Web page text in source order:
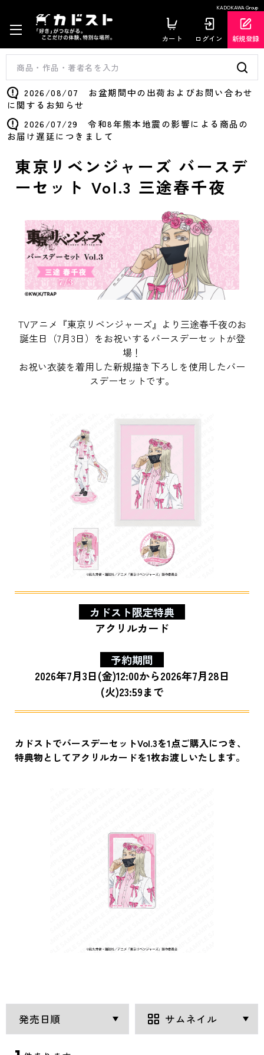
KADOKAWA Group
カート ログイン 新規登録
2026/08/07 お盆期間中の出荷およびお問い合わせ
に関するお知らせ
2026/07/29 令和8年熊本地震の影響による商品の
お届け遅延につきまして
東京リベンジャーズ バースデ
ーセット Vol.3 三途春千夜
TVアニメ『東京リベンジャーズ』より三途春千夜のお
誕生日（7月3日）をお祝いするバースデーセットが登
場！
お祝い衣装を着用した新規描き下ろしを使用したバー
スデーセットです。
カドスト限定特典
アクリルカード
予約期間
2026年7月3日(金)12:00から2026年7月28日
(火)23:59まで
カドストでバースデーセットVol.3を1点ご購入につき、
特典物としてアクリルカードを1枚お渡しいたします。